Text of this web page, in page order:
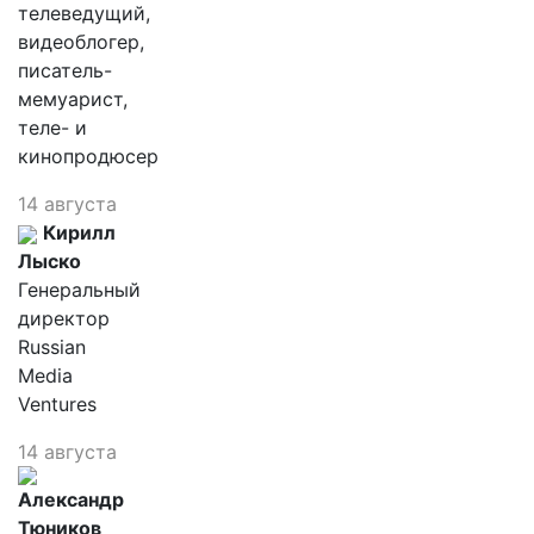
телеведущий,
видеоблогер,
писатель-
мемуарист,
теле- и
кинопродюсер
14 августа
Кирилл
Лыско
Генеральный
директор
Russian
Media
Ventures
14 августа
Александр
Тюников